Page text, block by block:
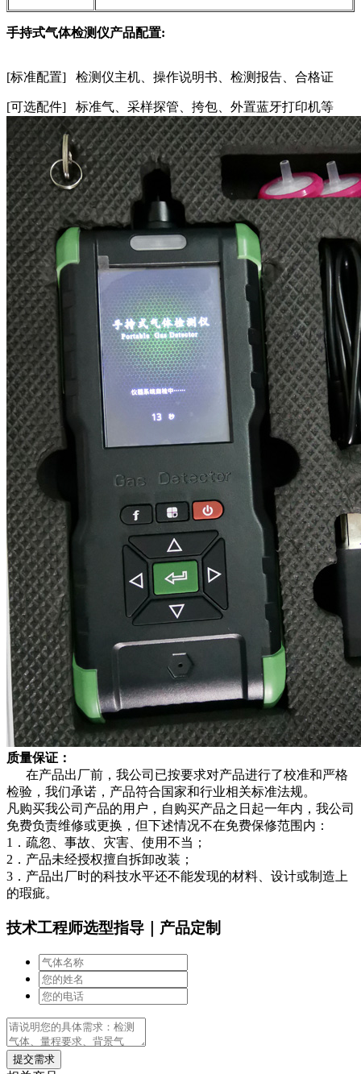
手持式气体检测仪产品配置:
[标准配置] 检测仪主机、操作说明书、检测报告、合格证
[可选配件] 标准气、采样探管、挎包、外置蓝牙打印机等
质量保证：
在产品出厂前，我公司已按要求对产品进行了校准和严格
检验，我们承诺，产品符合国家和行业相关标准法规。
凡购买我公司产品的用户，自购买产品之日起一年内，我公司
免费负责维修或更换，但下述情况不在免费保修范围内：
1．疏忽、事故、灾害、使用不当；
2．产品未经授权擅自拆卸改装；
3．产品出厂时的科技水平还不能发现的材料、设计或制造上
的瑕疵。
技术工程师选型指导｜产品定制